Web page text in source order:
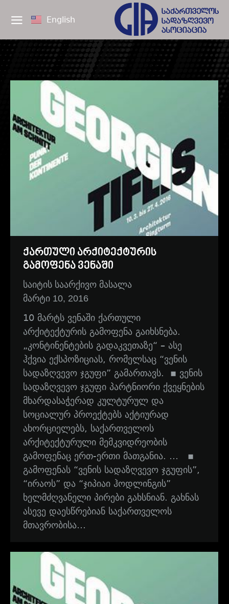
English
ქართული არქიტექტურის
გამოფენა ვენაში
საიტის საარქივო მასალა
მარტი 10, 2016
10 მარტს ვენაში ქართული
არქიტექტურის გამოფენა გაიხსნება.
„კონტინენტების გადაკვეთაზე“ – ასე
ჰქვია ექსპოზიციას, რომელსაც “ვენის
სადაზღვევო ჯგუფი” გამართავს. ▪ ვენის
სადაზღვევო ჯგუფი პარტნიორი ქვეყნების
მხარდასაჭერად კულტურულ და
სოციალურ პროექტებს აქტიურად
ახორციელებს, საქართველოს
არქიტექტურული მემკვიდრეობის
გამოფენაც ერთ-ერთი მათგანია. … ▪
გამოფენას “ვენის სადაზღვევო ჯგუფის”,
“ირაოს” და “ჯიპიაი ჰოდლინგის”
ხელმძღვანელი პირები გახსნიან. გახნას
ასევე დაესწრებიან საქართველოს
მთავრობისა…